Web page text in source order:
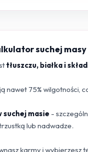
suchej masy
tłuszczu, białka i
nawet 75% wilgotności,
suchej masie -
lub nadwadze.
karmy i wybierzesz